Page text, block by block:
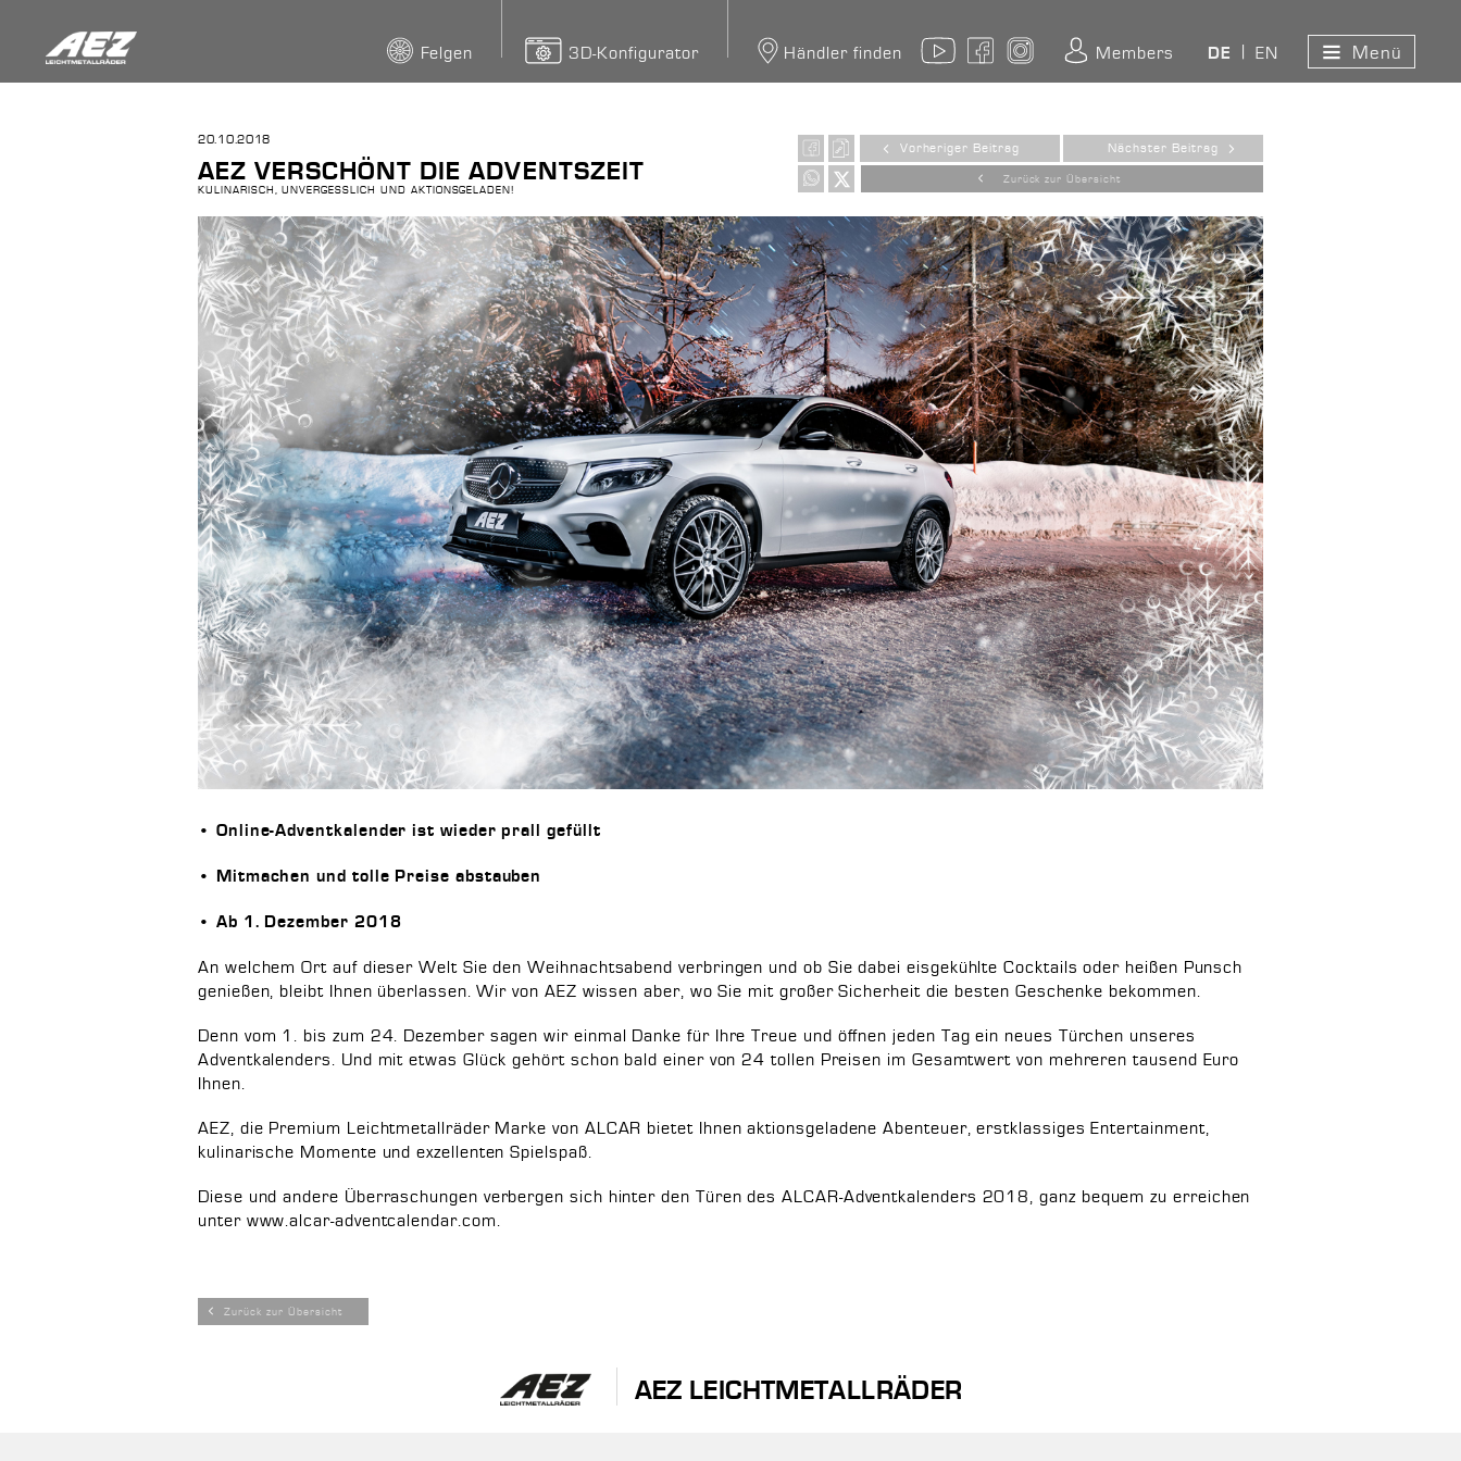
Felgen 3D-Konfigurator Händler finden YouTubeFacebookInstagramMembers DE EN Menü
Zurück zur Übersicht
Vorheriger Beitrag Nächster Beitrag
20.10.2018
AEZ VERSCHÖNT DIE ADVENTSZEIT
KULINARISCH, UNVERGESSLICH UND AKTIONSGELADEN!
• Online-Adventkalender ist wieder prall gefüllt
• Mitmachen und tolle Preise abstauben
• Ab 1. Dezember 2018
An welchem Ort auf dieser Welt Sie den Weihnachtsabend verbringen und ob Sie dabei eisgekühlte Cocktails oder heißen Punsch
genießen, bleibt Ihnen überlassen. Wir von AEZ wissen aber, wo Sie mit großer Sicherheit die besten Geschenke bekommen.
Denn vom 1. bis zum 24. Dezember sagen wir einmal Danke für Ihre Treue und öffnen jeden Tag ein neues Türchen unseres
Adventkalenders. Und mit etwas Glück gehört schon bald einer von 24 tollen Preisen im Gesamtwert von mehreren tausend Euro
Ihnen.
AEZ, die Premium Leichtmetallräder Marke von ALCAR bietet Ihnen aktionsgeladene Abenteuer, erstklassiges Entertainment,
kulinarische Momente und exzellenten Spielspaß.
Diese und andere Überraschungen verbergen sich hinter den Türen des ALCAR-Adventkalenders 2018, ganz bequem zu erreichen
unter www.alcar-adventcalendar.com.
Zurück zur Übersicht
AEZ LEICHTMETALLRÄDER